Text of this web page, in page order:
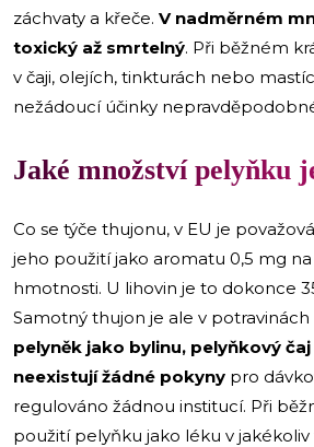
záchvaty a křeče. V nadměrném
toxický až smrtelný. Při běžném
v čaji, olejích, tinkturách nebo
nežádoucí účinky
Jaké množství pelyňku
Co se týče thujonu, v EU je
jeho použití jako aromatu 0,5 mg na
hmotnosti. U lihovin je to dokonce
Samotný thujon je ale v potravinách
pelyněk jako bylinu, pelyňkový
neexistují žádné pokyny pro
regulováno žádnou institucí. Při
použití pelyňku jako léku v